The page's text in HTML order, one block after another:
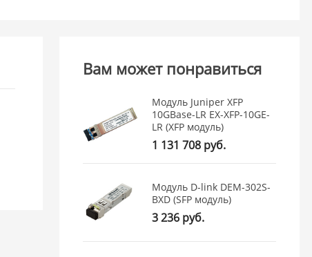
Вам может понравиться
Модуль Juniper XFP
10GBase-LR EX-XFP-10GE-
LR (XFP модуль)
1 131 708 руб.
Модуль D-link DEM-302S-
BXD (SFP модуль)
3 236 руб.